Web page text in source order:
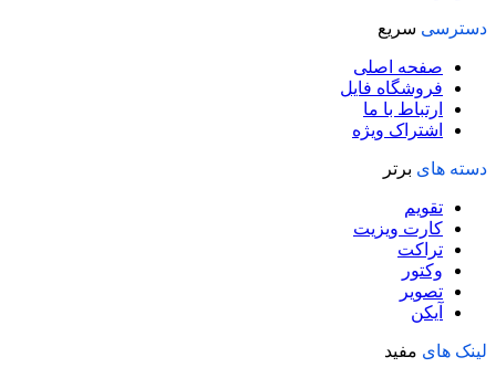
دسترسی سریع
صفحه اصلی
فروشگاه فایل
ارتباط با ما
اشتراک ویژه
دسته های برتر
تقویم
کارت ویزیت
تراکت
وکتور
تصویر
آیکن
لینک های مفید